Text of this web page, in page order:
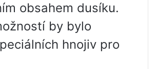
obsahem dusíku.
by bylo
hnojiv pro